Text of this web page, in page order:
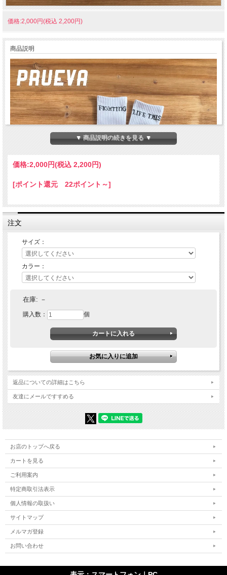
価格:2,000円(税込 2,200円)
商品説明
PRUEVA (プルエバ) THIS FIGHTING LIFE SOX
▼ 商品説明の続きを見る ▼
価格:2,000円(税込 2,200円)
[ポイント還元 22ポイント～]
注文
サイズ：
カラー：
在庫: －
購入数： 個
返品についての詳細はこちら
友達にメールですすめる
お店のトップへ戻る
カートを見る
ご利用案内
特定商取引法表示
個人情報の取扱い
サイトマップ
メルマガ登録
お問い合わせ